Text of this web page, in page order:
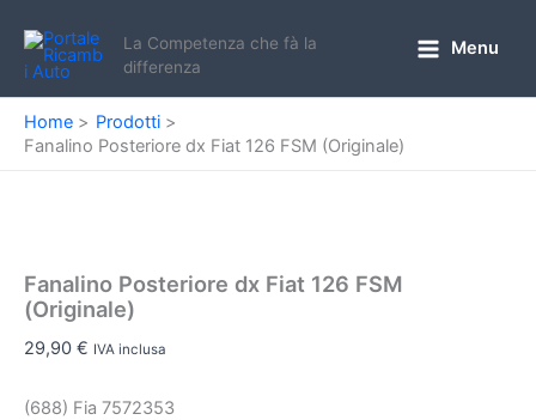
contenuto
La Competenza che fà la
differenza
Menu
Home
Prodotti
Fanalino Posteriore dx Fiat 126 FSM (Originale)
Fanalino Posteriore dx Fiat 126 FSM
(Originale)
29,90 € IVA inclusa
(688) Fia 7572353